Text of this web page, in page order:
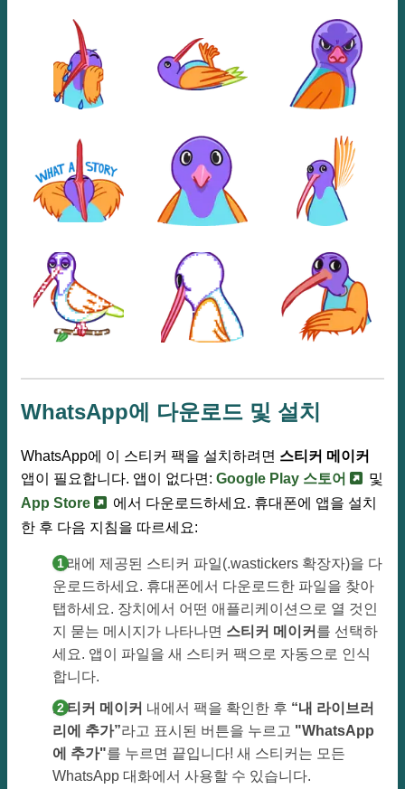
WhatsApp에 다운로드 및 설치
WhatsApp에 이 스티커 팩을 설치하려면 스티커 메이커
앱이 필요합니다. 앱이 없다면: Google Play 스토어
및
App Store
에서 다운로드하세요. 휴대폰에 앱을 설치
한 후 다음 지침을 따르세요:
아래에 제공된 스티커 파일(.wastickers 확장자)을 다
운로드하세요. 휴대폰에서 다운로드한 파일을 찾아
탭하세요. 장치에서 어떤 애플리케이션으로 열 것인
지 묻는 메시지가 나타나면 스티커 메이커 를 선택하
세요. 앱이 파일을 새 스티커 팩으로 자동으로 인식
합니다.
스티커 메이커 내에서 팩을 확인한 후 “내 라이브러
리에 추가”라고 표시된 버튼을 누르고 "WhatsApp
에 추가"를 누르면 끝입니다! 새 스티커는 모든
WhatsApp 대화에서 사용할 수 있습니다.